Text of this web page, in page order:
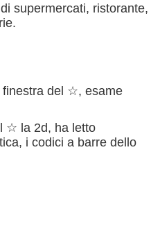
supermercati, ristorante,
finestra del ☆, esame
☆ la 2d, ha letto
i codici a barre dello